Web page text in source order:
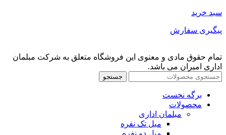
سبد خرید
پیگیری سفارش
تمام حقوق مادی و معنوی این فروشگاه متعلق به شرکت مبلمان
اداری امیران می باشد.
جستجو
برگه نخست
محصولات
مبلمان اداری
مبل تک نفره